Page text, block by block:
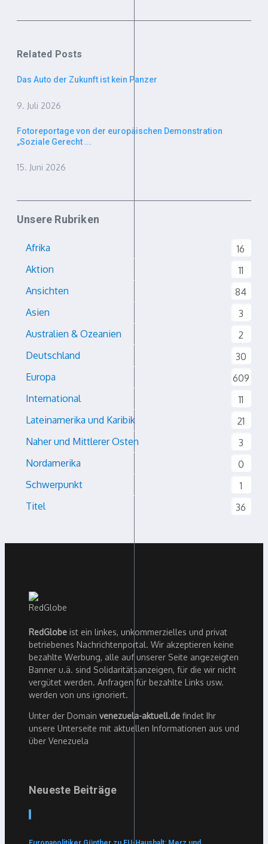
Related Posts
Das Auto der Zukunft ist kein Panzer
9. Juli 2026
Fotoreportage von der europäischen Demonstration
„Soziale Gerecht ...
15. Juni 2026
Unsere Rubriken
Afrika
16
Aktion
11
Ansichten
84
Asien
3
Australien & Ozeanien
2
Deutschland
30
Europa
609
International
11
Lateinamerika und Karibik
21
Naher und Mittlerer Osten
3
Nordamerika
0
Schwerpunkt
1
Titel
36
RedGlobe ist ein linkes, unkommerzielles und privat
betriebenes Nachrichtenportal. Wir akzeptieren keine
bezahlte Werbung, alle auf unserer Seite angezeigten
Banner u.ä. sind Solidaritätsanzeigen, für die wir nicht
vergütet werden. Anfragen für bezahlte Links usw.
werden von uns ignoriert.
Unter der Domain venezuela-aktuell.de findet Ihr
unsere Unterseite mit aktuellen Informationen aus und
über Venezuela
Neueste Beiträge
1